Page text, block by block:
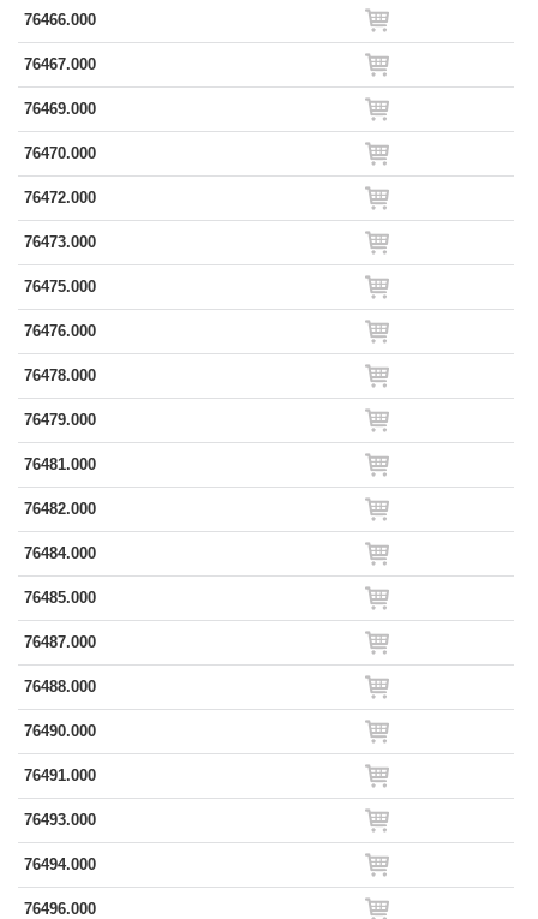
76466.000
76467.000
76469.000
76470.000
76472.000
76473.000
76475.000
76476.000
76478.000
76479.000
76481.000
76482.000
76484.000
76485.000
76487.000
76488.000
76490.000
76491.000
76493.000
76494.000
76496.000